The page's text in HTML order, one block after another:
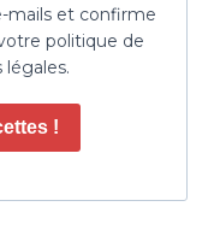
mails et confirme
politique de
!